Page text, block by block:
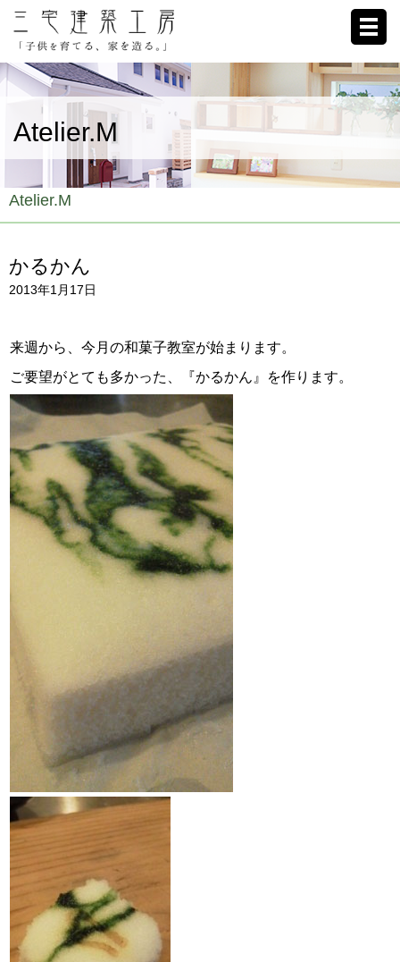
ホーム
家への想い
施工例
ブログ
スタッフ紹介
お問い合わせ
Atelier.M
Atelier.M
かるかん
2013年1月17日
来週から、今月の和菓子教室が始まります。
ご要望がとても多かった、『かるかん』を作ります。